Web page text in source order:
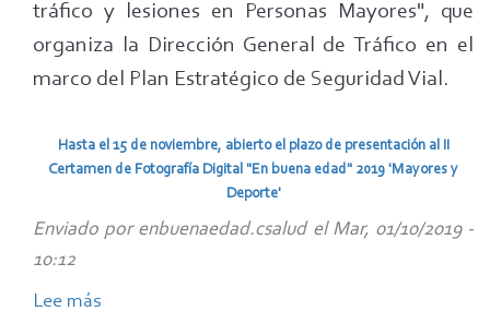
de
noviembre,
abierto
de
inscripción
el
tráfico y lesiones en Personas Mayores", que
organiza la Dirección General de Tráfico en el
marco del Plan Estratégico de Seguridad Vial.
Hasta el 15 de noviembre, abierto el plazo de presentación al II
Certamen de Fotografía Digital "En buena edad" 2019 'Mayores y
Deporte'
Enviado por enbuenaedad.csaludel Mar, 01/10/2019 -
10:12
Lee más